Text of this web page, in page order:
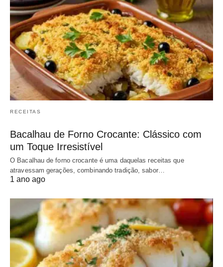
RECEITAS
Bacalhau de Forno Crocante: Clássico com
um Toque Irresistível
O Bacalhau de forno crocante é uma daquelas receitas que
atravessam gerações, combinando tradição, sabor…
1 ano ago